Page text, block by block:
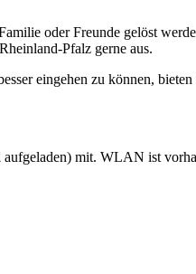
oder Freunde gelöst
Pfalz gerne aus.
eingehen zu können,
aufgeladen) mit. WLAN ist